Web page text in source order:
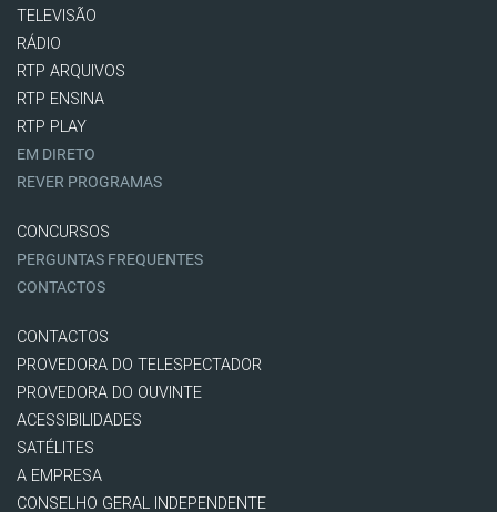
TELEVISÃO
RÁDIO
RTP ARQUIVOS
RTP ENSINA
RTP PLAY
EM DIRETO
REVER PROGRAMAS
CONCURSOS
PERGUNTAS FREQUENTES
CONTACTOS
CONTACTOS
PROVEDORA DO TELESPECTADOR
PROVEDORA DO OUVINTE
ACESSIBILIDADES
SATÉLITES
A EMPRESA
CONSELHO GERAL INDEPENDENTE